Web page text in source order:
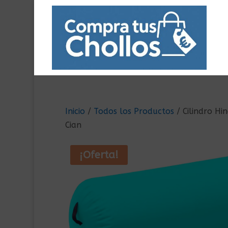
Inicio / Todos los Productos / Cilindro
Cian
¡Oferta!